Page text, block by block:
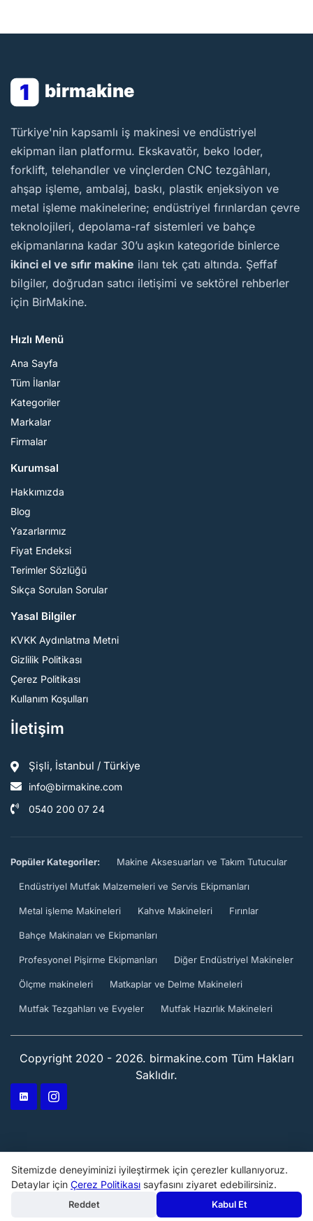
1 birmakine
BirMakine
Türkiye'nin kapsamlı iş makinesi ve endüstriyel
ekipman ilan platformu. Ekskavatör, beko loder,
forklift, telehandler ve vinçlerden CNC tezgâhları,
ahşap işleme, ambalaj, baskı, plastik enjeksiyon ve
metal işleme makinelerine; endüstriyel fırınlardan çevre
teknolojileri, depolama-raf sistemleri ve bahçe
ekipmanlarına kadar 30’u aşkın kategoride binlerce
ikinci el ve sıfır makine ilanı tek çatı altında. Şeffaf
bilgiler, doğrudan satıcı iletişimi ve sektörel rehberler
için BirMakine.
Hızlı Menü
Ana Sayfa
Tüm İlanlar
Kategoriler
Markalar
Firmalar
Kurumsal
Hakkımızda
Blog
Yazarlarımız
Fiyat Endeksi
Terimler Sözlüğü
Sıkça Sorulan Sorular
Yasal Bilgiler
KVKK Aydınlatma Metni
Gizlilik Politikası
Çerez Politikası
Kullanım Koşulları
İletişim
Şişli, İstanbul / Türkiye
info@birmakine.com
0540 200 07 24
Popüler Kategoriler: Makine Aksesuarları ve Takım Tutucular
Endüstriyel Mutfak Malzemeleri ve Servis Ekipmanları
Metal işleme Makineleri Kahve Makineleri Fırınlar
Bahçe Makinaları ve Ekipmanları
Profesyonel Pişirme Ekipmanları Diğer Endüstriyel Makineler
Ölçme makineleri Matkaplar ve Delme Makineleri
Mutfak Tezgahları ve Evyeler Mutfak Hazırlık Makineleri
Copyright 2020 - 2026. birmakine.com Tüm Hakları
Saklıdır.
Sitemizde deneyiminizi iyileştirmek için çerezler kullanıyoruz.
Detaylar için Çerez Politikası sayfasını ziyaret edebilirsiniz.
Reddet Kabul Et